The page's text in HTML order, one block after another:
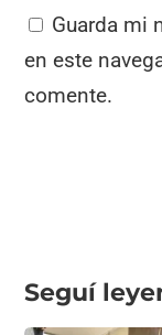
Guarda mi
en este
comente.
Seguí